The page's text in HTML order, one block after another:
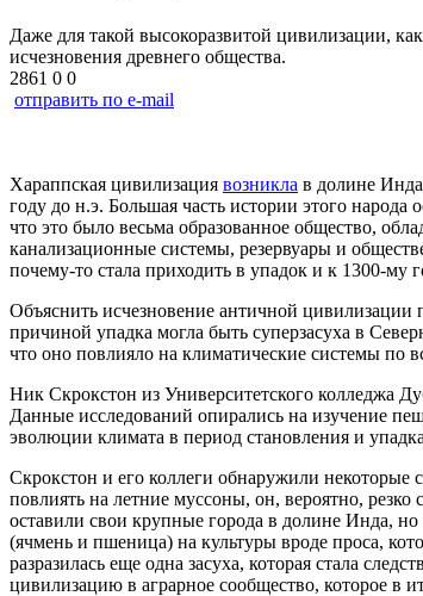
Даже для такой высокоразвитой цивилизации,
исчезновения древнего общества.
2861 0 0
отправить по e-mail
Хараппская цивилизация возникла в долине Инда
году до н.э. Большая часть истории этого
что это было весьма образованное общество,
канализационные системы, резервуары и
почему-то стала приходить в упадок и к 1300-му
Объяснить исчезновение античной цивилизации
причиной упадка могла быть суперзасуха в
что оно повлияло на климатические системы по
Ник Скрокстон из Университетского колледжа
Данные исследований опирались на изучение
эволюции климата в период становления и
Скрокстон и его коллеги обнаружили некоторые
повлиять на летние муссоны, он, вероятно,
оставили свои крупные города в долине Инда,
(ячмень и пшеница) на культуры вроде проса,
разразилась еще одна засуха, которая стала
цивилизацию в аграрное сообщество, которое в